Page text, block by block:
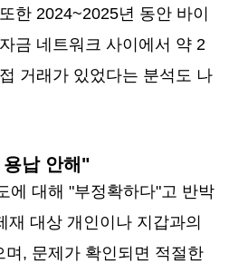
한 2024~2025년 동안 바이
금 네트워크 사이에서 약 2
거래가 있었다는 분석도 나
납 안해"
에 대해 "부정확하다"고 반박
재 대상 개인이나 지갑과의
, 문제가 확인되면 적절한